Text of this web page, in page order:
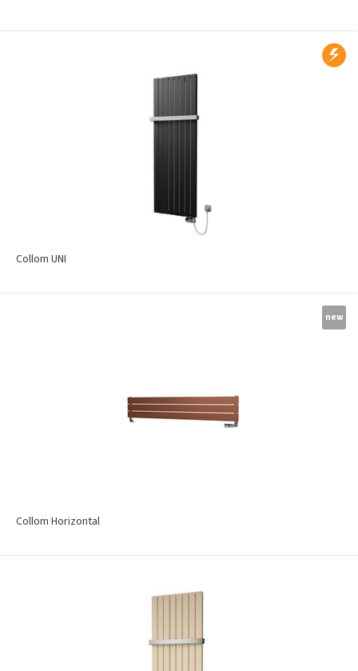
Collom UNI
new
Collom Horizontal